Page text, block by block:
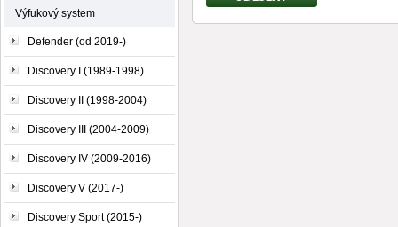
Výfukový system
Defender (od 2019-)
Discovery I (1989-1998)
Discovery II (1998-2004)
Discovery III (2004-2009)
Discovery IV (2009-2016)
Discovery V (2017-)
Discovery Sport (2015-)